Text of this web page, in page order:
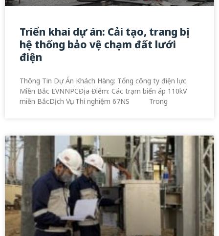
Triển khai dự án: Cải tạo, trang bị
hệ thống bảo vệ chạm đất lưới
điện
Thông Tin Dự Án Khách Hàng: Tổng công ty điện lực
Miền Bắc EVNNPCĐịa Điểm: Các trạm biến áp 110kV
miền BắcDịch Vụ: Thí nghiệm 67NS Trong